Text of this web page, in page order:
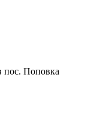
пос. Поповка